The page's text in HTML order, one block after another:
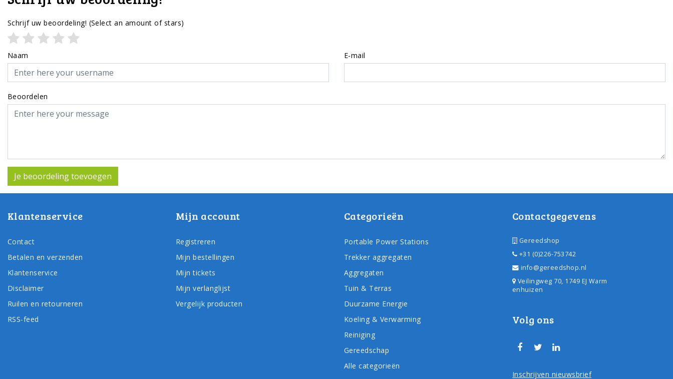
Schrijf uw beoordeling! (Select an amount of stars)
Naam E-mail
Beoordelen
Je beoordeling toevoegen
Klantenservice
Contact
Betalen en verzenden
Klantenservice
Disclaimer
Ruilen en retourneren
RSS-feed
Mijn account
Registreren
Mijn bestellingen
Mijn tickets
Mijn verlanglijst
Vergelijk producten
Categorieën
Portable Power Stations
Trekker aggregaten
Aggregaten
Tuin & Terras
Duurzame Energie
Koeling & Verwarming
Reiniging
Gereedschap
Alle categorieën
Contactgegevens
Gereedshop
+31 (0)226-753742
info@gereedshop.nl
Veilingweg 70, 1749 EJ Warm
enhuizen
Volg ons
Inschrijven nieuwsbrief